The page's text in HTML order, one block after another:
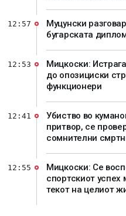
Муцунски
бугарската
12:57
Мицкоски:
до опозициски
функционери
12:53
Убиство во
притвор, се
сомнителни
12:41
Мицкоски: Се
спортскиот успех
текот на целиот
12:55